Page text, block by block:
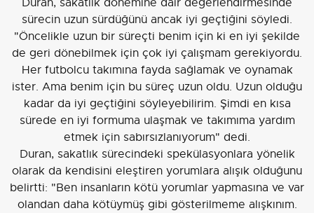
sürecin uzun sürdüğünü ancak iyi geçtiğini söyledi.
"Öncelikle uzun bir süreçti benim için ki en iyi şekilde
de geri dönebilmek için çok iyi çalışmam gerekiyordu.
Her futbolcu takımına fayda sağlamak ve oynamak
ister. Ama benim için bu süreç uzun oldu. Uzun olduğu
kadar da iyi geçtiğini söyleyebilirim. Şimdi en kısa
sürede en iyi formuma ulaşmak ve takımıma yardım
etmek için sabırsızlanıyorum" dedi.
Duran, sakatlık sürecindeki spekülasyonlara yönelik
olarak da kendisini eleştiren yorumlara alışık olduğunu
belirtti: "Ben insanların kötü yorumlar yapmasına ve var
olandan daha kötüymüş gibi gösterilmeme alışkınım.